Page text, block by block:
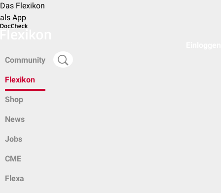
Das Flexikon
als App
Community
Flexikon
Shop
News
Jobs
CME
Flexa